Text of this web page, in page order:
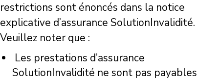
restrictions sont énoncés dans la notice
explicative d’assurance SolutionInvalidité.
Veuillez noter que :
Les prestations d’assurance
SolutionInvalidité ne sont pas payables